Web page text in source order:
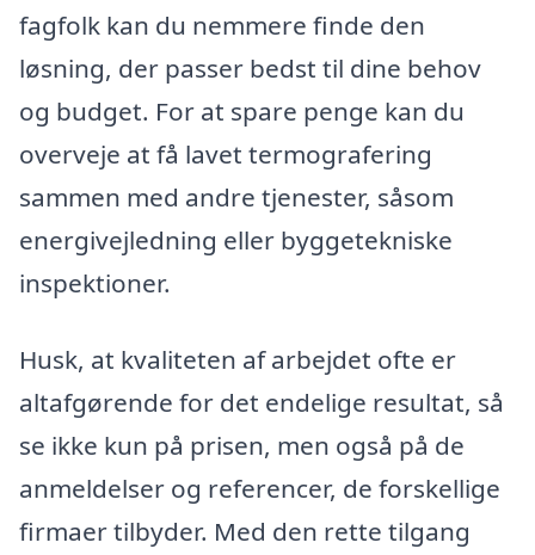
fagfolk kan du nemmere finde den
løsning, der passer bedst til dine behov
og budget. For at spare penge kan du
overveje at få lavet termografering
sammen med andre tjenester, såsom
energivejledning eller byggetekniske
inspektioner.
Husk, at kvaliteten af arbejdet ofte er
altafgørende for det endelige resultat, så
se ikke kun på prisen, men også på de
anmeldelser og referencer, de forskellige
firmaer tilbyder. Med den rette tilgang